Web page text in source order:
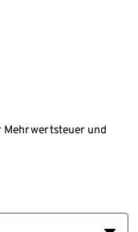
Mehrwertsteuer und